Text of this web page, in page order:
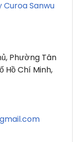
Curoa Sanwu
Phường Tân
Hồ Chí Minh,